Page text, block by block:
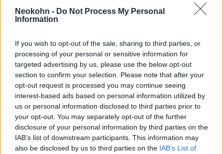
Neokohn - Do Not Process My Personal
Information
If you wish to opt-out of the sale, sharing to third parties, or
processing of your personal or sensitive information for
targeted advertising by us, please use the below opt-out
section to confirm your selection. Please note that after your
opt-out request is processed you may continue seeing
interest-based ads based on personal information utilized by
us or personal information disclosed to third parties prior to
your opt-out. You may separately opt-out of the further
disclosure of your personal information by third parties on the
IAB’s list of downstream participants. This information may
also be disclosed by us to third parties on the IAB’s List of
kezelték a szultánok.
Továbbá nevét is megtartották, csak
törökösenAyasofya-nak kezdték nevezni.
Az Oszmán Birodalom bukását követően
Kemál Atatürk a szekularizáció nevében
megtiltotta az imádságot a Hagia Sophiában,
amit 1935-ben múzeummá nyilvánítottak.